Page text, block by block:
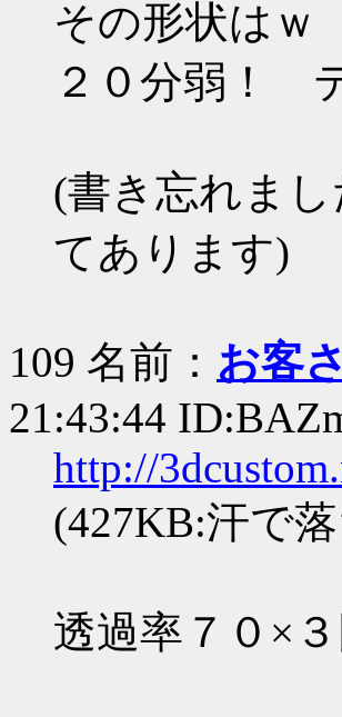
その形状は
２０分弱！
(書き忘れま
てあります)
109 名前： お客
21:43:44
http://
(427KB:汗で
透過率７０×